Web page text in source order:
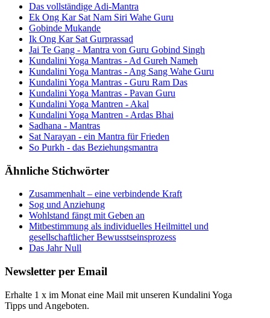
Das vollständige Adi-Mantra
Ek Ong Kar Sat Nam Siri Wahe Guru
Gobinde Mukande
Ik Ong Kar Sat Gurprassad
Jai Te Gang - Mantra von Guru Gobind Singh
Kundalini Yoga Mantras - Ad Gureh Nameh
Kundalini Yoga Mantras - Ang Sang Wahe Guru
Kundalini Yoga Mantras - Guru Ram Das
Kundalini Yoga Mantras - Pavan Guru
Kundalini Yoga Mantren - Akal
Kundalini Yoga Mantren - Ardas Bhai
Sadhana - Mantras
Sat Narayan - ein Mantra für Frieden
So Purkh - das Beziehungsmantra
Ähnliche Stichwörter
Zusammenhalt – eine verbindende Kraft
Sog und Anziehung
Wohlstand fängt mit Geben an
Mitbestimmung als individuelles Heilmittel und
gesellschaftlicher Bewusstseinsprozess
Das Jahr Null
Newsletter per Email
Erhalte 1 x im Monat eine Mail mit unseren Kundalini Yoga
Tipps und Angeboten.